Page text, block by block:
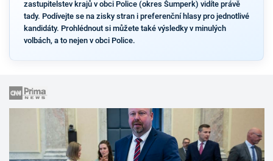
zastupitelstev krajů v obci Police (okres Šumperk) vidíte právě
tady. Podívejte se na zisky stran i preferenční hlasy pro jednotlivé
kandidáty. Prohlédnout si můžete také výsledky v minulých
volbách, a to nejen v obci Police.